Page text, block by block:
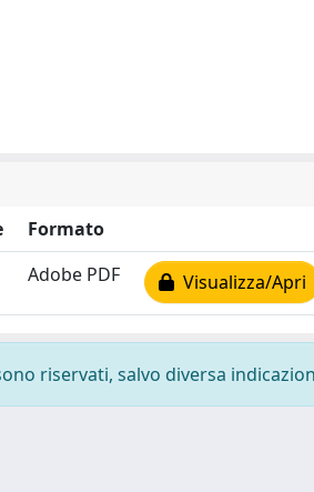
Formato
Adobe PDF Visualizza/Apri
riservati, salvo diversa